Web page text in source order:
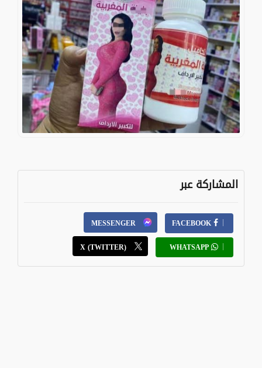
المشاركة عبر
FACEBOOK
MESSENGER
WHATSAPP
X (TWITTER)